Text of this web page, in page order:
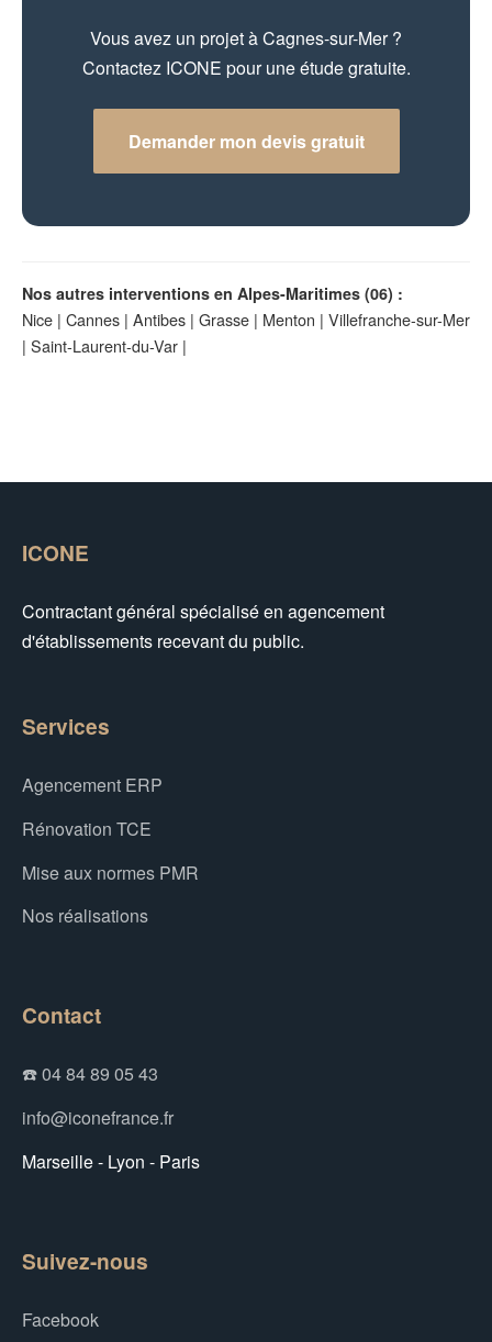
Vous avez un projet à Cagnes-sur-Mer ?
Contactez ICONE pour une étude gratuite.
Demander mon devis gratuit
Nos autres interventions en Alpes-Maritimes (06) :
Nice | Cannes | Antibes | Grasse | Menton | Villefranche-sur-Mer
| Saint-Laurent-du-Var |
ICONE
Contractant général spécialisé en agencement
d'établissements recevant du public.
Services
Agencement ERP
Rénovation TCE
Mise aux normes PMR
Nos réalisations
Contact
☎️ 04 84 89 05 43
info@iconefrance.fr
Marseille - Lyon - Paris
Suivez-nous
Facebook